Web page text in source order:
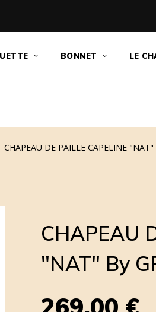
BONNET LE
CHAPEAU DE PAILLE CAPELINE "NAT"
CHAPEAU
"NAT" By